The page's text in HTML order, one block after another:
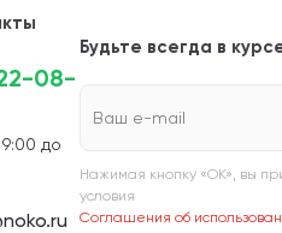
08-
до
Будьте всегда в
Ваш e-mail
Нажимая кнопку «ОК», вы
условия
Соглашения об